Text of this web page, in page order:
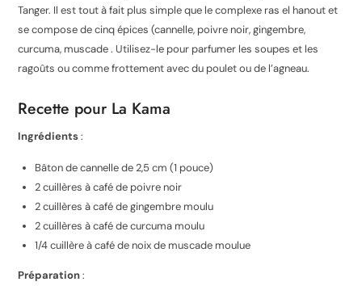
Tanger. Il est tout à fait plus simple que le complexe ras el hanout et
se compose de cinq épices (cannelle, poivre noir, gingembre,
curcuma, muscade . Utilisez-le pour parfumer les soupes et les
ragoûts ou comme frottement avec du poulet ou de l’agneau.
Recette pour La Kama
Ingrédients:
Bâton de cannelle de 2,5 cm (1 pouce)
2 cuillères à café de poivre noir
2 cuillères à café de gingembre moulu
2 cuillères à café de curcuma moulu
1/4 cuillère à café de noix de muscade moulue
Préparation: